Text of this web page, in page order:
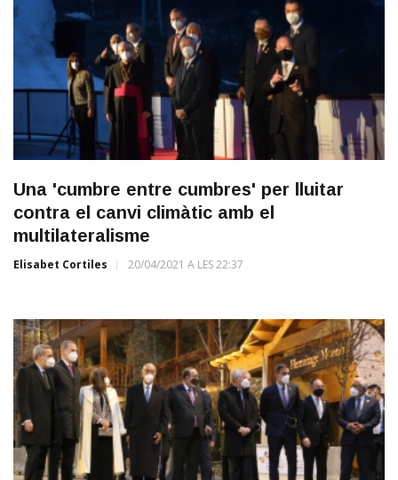
Una 'cumbre entre cumbres' per lluitar
contra el canvi climàtic amb el
multilateralisme
Elisabet Cortiles 20/04/2021 A LES 22:37